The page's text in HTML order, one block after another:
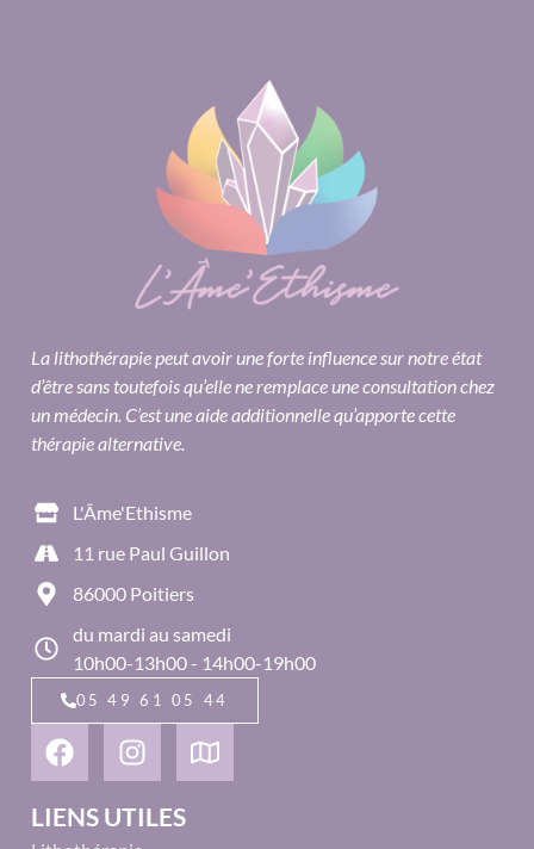
La lithothérapie peut avoir une forte influence sur notre état
d’être sans toutefois qu’elle ne remplace une consultation chez
un médecin. C’est une aide additionnelle qu’apporte cette
thérapie alternative.
L'Âme'Ethisme
11 rue Paul Guillon
86000 Poitiers
du mardi au samedi
10h00-13h00 - 14h00-19h00
05 49 61 05 44
LIENS UTILES